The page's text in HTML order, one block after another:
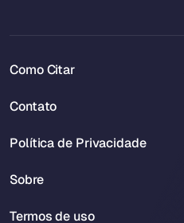
Como Citar
Contato
Política de Privacidade
Sobre
Termos de uso